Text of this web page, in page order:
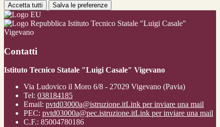
Accetta tutti Salva le preferenze
Istituto Tecnico Statale "Luigi Casale"
Vigevano
Contatti
Istituto Tecnico Statale "Luigi Casale" Vigevano
Via Ludovico il Moro 6/8 - 27029 Vigevano (Pavia)
Tel: 038184185
Email: pvtd03000a@istruzione.itLink per inviare una mail
PEC: pvtd03000a@pec.istruzione.itLink per inviare una mail
C.F.: 85004780186